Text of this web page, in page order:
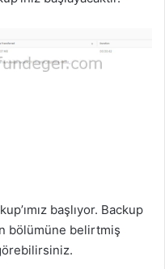
başlıyor. Backup
bölümüne belirtmiş